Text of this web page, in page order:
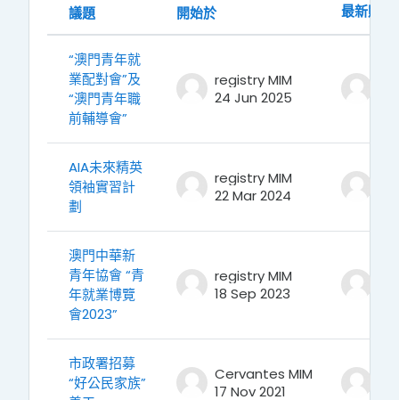
狀態
議題 開始於 最新貼文
“澳門青年就
業配對會”及
“澳門青年職
前輔導會”
registry MIM
24 Jun 2025
AIA未來精英
領袖實習計
劃
registry MIM
22 Mar 2024
澳門中華新
青年協會 “青
年就業博覽
會2023”
registry MIM
18 Sep 2023
市政署招募
“好公民家族”
Cervantes MIM
17 Nov 2021